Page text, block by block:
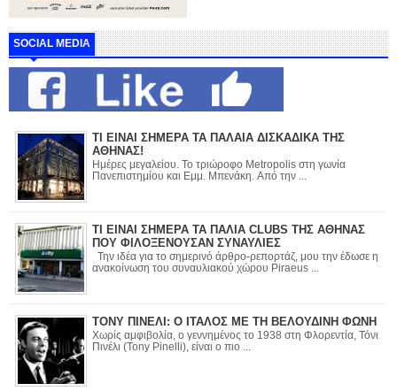
SOCIAL MEDIA
ΤΙ ΕΙΝΑΙ ΣΗΜΕΡΑ ΤΑ ΠΑΛΑΙΑ ΔΙΣΚΑΔΙΚΑ ΤΗΣ
ΑΘΗΝΑΣ!
Ημέρες μεγαλείου. Το τριώροφο Metropolis στη γωνία
Πανεπιστημίου και Εμμ. Μπενάκη. Από την ...
ΤΙ ΕΙΝΑΙ ΣΗΜΕΡΑ ΤΑ ΠΑΛΙΑ CLUBS ΤΗΣ ΑΘΗΝΑΣ
ΠΟΥ ΦΙΛΟΞΕΝΟΥΣΑΝ ΣΥΝΑΥΛΙΕΣ
Την ιδέα για το σημερινό άρθρο-ρεπορτάζ, μου την έδωσε η
ανακοίνωση του συναυλιακού χώρου Piraeus ...
ΤΟΝΥ ΠΙΝΕΛΙ: Ο ΙΤΑΛΟΣ ΜΕ ΤΗ ΒΕΛΟΥΔΙΝΗ ΦΩΝΗ
Χωρίς αμφιβολία, ο γεννημένος το 1938 στη Φλορεντία, Τόνι
Πινέλι (Tony Pinelli), είναι ο πιο ...